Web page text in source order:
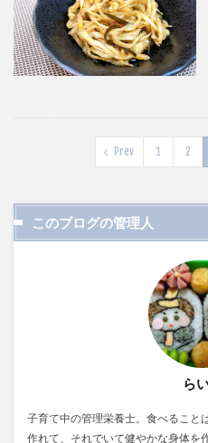
Prev 1 2
このブログの管理人
ら
子育て中の管理栄養士。食べること
作れて、それでいて健やかな身体を